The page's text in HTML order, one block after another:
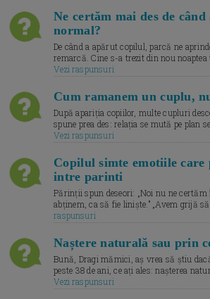
Ne certăm mai des de
normal?
De când a apărut copilul, parcă ne
remarcă. Cine s-a trezit din nou
Vezi raspunsuri
Cum ramanem un cuplu,
După apariția copiilor, multe cupluri
spune prea des: relația se mută pe plan
Vezi raspunsuri
Copilul simte emotiile care
intre parinti
Părinții spun deseori: „Noi nu ne certăm
abținem, ca să fie liniște.” „Avem grijă
raspunsuri
Naștere naturală sau prin
Bună, Dragi mămici, aș vrea să știu
peste 38 de ani, ce ați ales: nașterea
Vezi raspunsuri